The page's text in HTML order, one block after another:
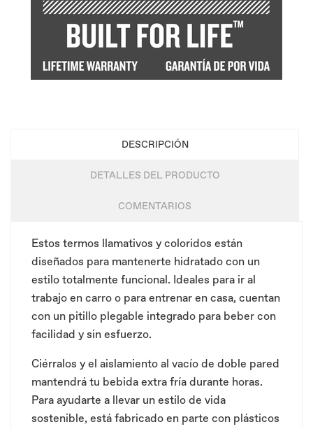
DESCRIPCIÓN
DETALLES DEL PRODUCTO
COMENTARIOS
Estos termos llamativos y coloridos están
diseñados para mantenerte hidratado con un
estilo totalmente funcional. Ideales para ir al
trabajo en carro o para entrenar en casa, cuentan
con un pitillo plegable integrado para beber con
facilidad y sin esfuerzo.
Ciérralos y el aislamiento al vacío de doble pared
mantendrá tu bebida extra fría durante horas.
Para ayudarte a llevar un estilo de vida
sostenible, está fabricado en parte con plásticos